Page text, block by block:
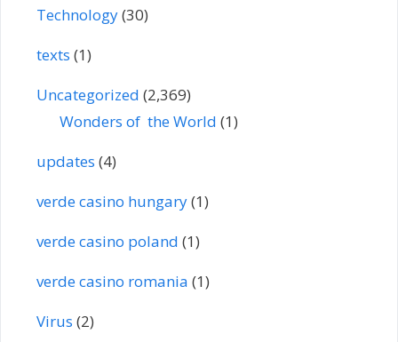
Technology(30)
texts (1)
Uncategorized (2,369)
Wonders of the World (1)
updates (4)
verde casino hungary(1)
verde casino poland (1)
verde casino romania (1)
Virus (2)